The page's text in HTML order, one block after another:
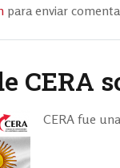
para enviar
CERA
CERA fue